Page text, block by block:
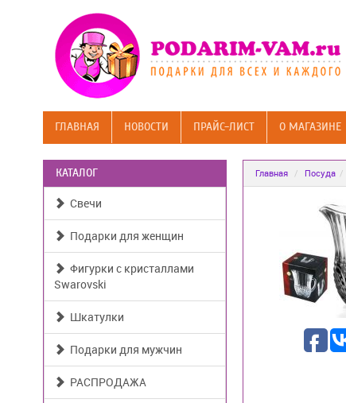
ГЛАВНАЯ НОВОСТИ ПРАЙС-ЛИСТ О МАГАЗИНЕ
КАТАЛОГ
Свечи
Подарки для женщин
Фигурки с кристаллами
Swarovski
Шкатулки
Подарки для мужчин
РАСПРОДАЖА
Главная Посуда